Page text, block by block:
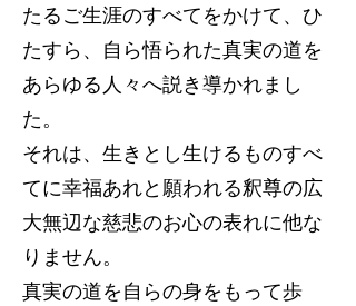
たるご生涯のすべてをかけて、ひ
たすら、自ら悟られた真実の道を
あらゆる人々へ説き導かれまし
た。
それは、生きとし生けるものすべ
てに幸福あれと願われる釈尊の広
大無辺な慈悲のお心の表れに他な
りません。
真実の道を自らの身をもって歩